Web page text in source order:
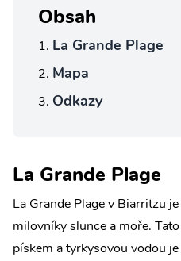
Obsah
La Grande Plage
Mapa
Odkazy
La Grande Plage
La Grande Plage v Biarritzu
milovníky slunce a moře.
pískem a tyrkysovou vodou